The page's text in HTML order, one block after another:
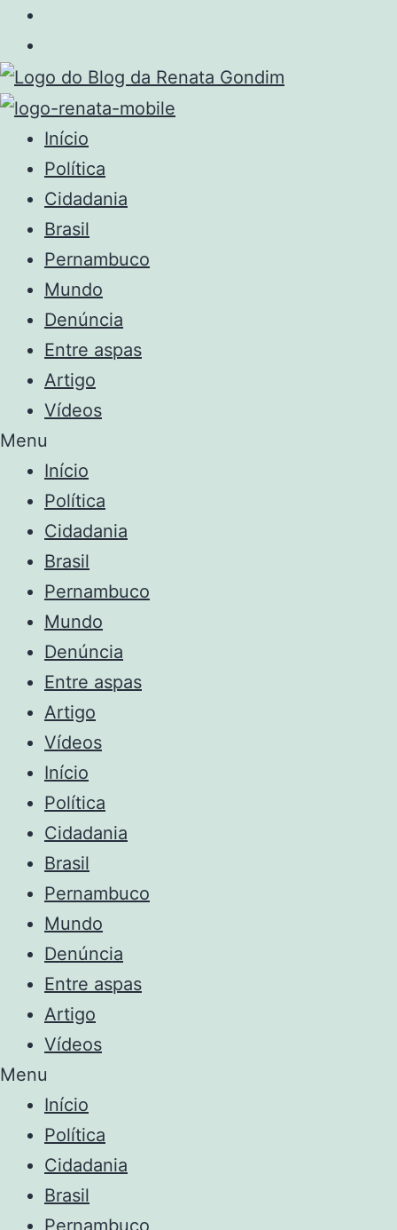
Início
Política
Cidadania
Brasil
Pernambuco
Mundo
Denúncia
Entre aspas
Artigo
Vídeos
Menu
Início
Política
Cidadania
Brasil
Pernambuco
Mundo
Denúncia
Entre aspas
Artigo
Vídeos
Início
Política
Cidadania
Brasil
Pernambuco
Mundo
Denúncia
Entre aspas
Artigo
Vídeos
Menu
Início
Política
Cidadania
Brasil
Pernambuco